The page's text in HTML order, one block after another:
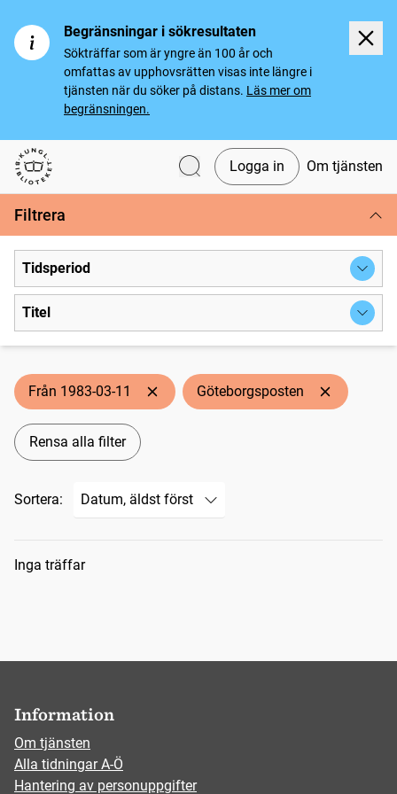
Begränsningar i sökresultaten
Sökträffar som är yngre än 100 år och
omfattas av upphovsrätten visas inte längre i
tjänsten när du söker på distans. Läs mer om
begränsningen.
Svenska tidningar
Logga in Om tjänsten
Filtrera
Tidsperiod
Titel
Från 1983-03-11 Göteborgsposten
Rensa alla filter
Sortera:
Sökresultat
Inga träffar
Information
Om tjänsten
Alla tidningar A-Ö
Hantering av personuppgifter